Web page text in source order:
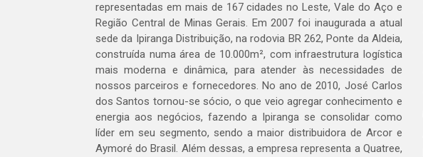
representadas em mais de 167 cidades no Leste, Vale do Aço e
Região Central de Minas Gerais. Em 2007 foi inaugurada a atual
sede da Ipiranga Distribuição, na rodovia BR 262, Ponte da Aldeia,
construída numa área de 10.000m², com infraestrutura logística
mais moderna e dinâmica, para atender às necessidades de
nossos parceiros e fornecedores. No ano de 2010, José Carlos
dos Santos tornou-se sócio, o que veio agregar conhecimento e
energia aos negócios, fazendo a Ipiranga se consolidar como
líder em seu segmento, sendo a maior distribuidora de Arcor e
Aymoré do Brasil. Além dessas, a empresa representa a Quatree,